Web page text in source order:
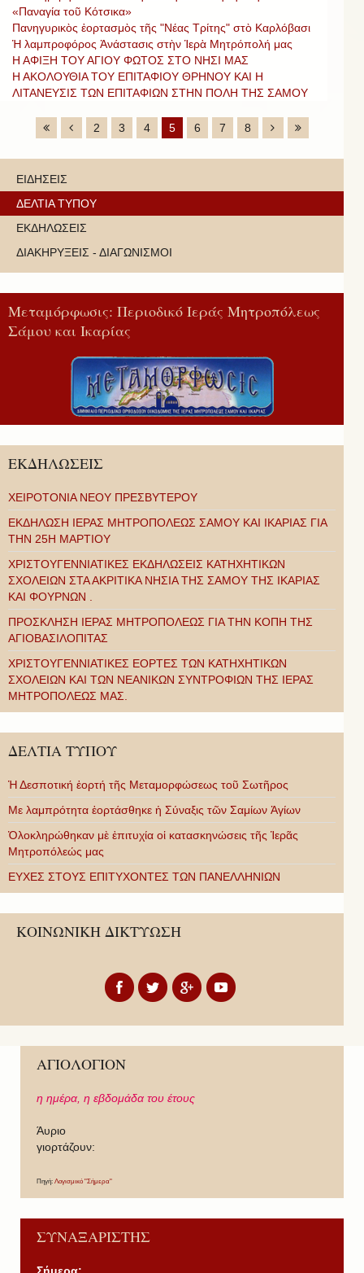
«Παναγία τοῦ Κότσικα»
Πανηγυρικὸς ἑορτασμὸς τῆς "Νέας Τρίτης" στὸ Καρλόβασι
Ἡ λαμπροφόρος Ἀνάστασις στὴν Ἱερὰ Μητρόπολή μας
Η ΑΦΙΞΗ ΤΟΥ ΑΓΙΟΥ ΦΩΤΟΣ ΣΤΟ ΝΗΣΙ ΜΑΣ
Η ΑΚΟΛΟΥΘΙΑ ΤΟΥ ΕΠΙΤΑΦΙΟΥ ΘΡΗΝΟΥ ΚΑΙ Η
ΛΙΤΑΝΕΥΣΙΣ ΤΩΝ ΕΠΙΤΑΦΙΩΝ ΣΤΗΝ ΠΟΛΗ ΤΗΣ ΣΑΜΟΥ
2 3 4 5 6 7 8
ΕΙΔΗΣΕΙΣ
ΔΕΛΤΙΑ ΤΥΠΟΥ
ΕΚΔΗΛΩΣΕΙΣ
ΔΙΑΚΗΡΥΞΕΙΣ - ΔΙΑΓΩΝΙΣΜΟΙ
Μεταμόρφωσις: Περιοδικό Ιεράς Μητροπόλεως
Σάμου και Ικαρίας
ΕΚΔΗΛΩΣΕΙΣ
ΧΕΙΡΟΤΟΝΙΑ ΝΕΟΥ ΠΡΕΣΒΥΤΕΡΟΥ
ΕΚΔΗΛΩΣΗ ΙΕΡΑΣ ΜΗΤΡΟΠΟΛΕΩΣ ΣΑΜΟΥ ΚΑΙ ΙΚΑΡΙΑΣ ΓΙΑ
ΤΗΝ 25Η ΜΑΡΤΙΟΥ
ΧΡΙΣΤΟΥΓΕΝΝΙΑΤΙΚΕΣ ΕΚΔΗΛΩΣΕΙΣ ΚΑΤΗΧΗΤΙΚΩΝ
ΣΧΟΛΕΙΩΝ ΣΤΑ ΑΚΡΙΤΙΚΑ ΝΗΣΙΑ ΤΗΣ ΣΑΜΟΥ ΤΗΣ ΙΚΑΡΙΑΣ
ΚΑΙ ΦΟΥΡΝΩΝ .
ΠΡΟΣΚΛΗΣΗ ΙΕΡΑΣ ΜΗΤΡΟΠΟΛΕΩΣ ΓΙΑ ΤΗΝ ΚΟΠΗ ΤΗΣ
ΑΓΙΟΒΑΣΙΛΟΠΙΤΑΣ
ΧΡΙΣΤΟΥΓΕΝΝΙΑΤΙΚΕΣ ΕΟΡΤΕΣ ΤΩΝ ΚΑΤΗΧΗΤΙΚΩΝ
ΣΧΟΛΕΙΩΝ ΚΑΙ ΤΩΝ ΝΕΑΝΙΚΩΝ ΣΥΝΤΡΟΦΙΩΝ ΤΗΣ ΙΕΡΑΣ
ΜΗΤΡΟΠΟΛΕΩΣ ΜΑΣ.
ΔΕΛΤΙΑ ΤΥΠΟΥ
Ἡ Δεσποτική ἑορτή τῆς Μεταμορφώσεως τοῦ Σωτῆρος
Με λαμπρότητα ἑορτάσθηκε ἡ Σύναξις τῶν Σαμίων Ἁγίων
Ὁλοκληρώθηκαν μὲ ἐπιτυχία οἱ κατασκηνώσεις τῆς Ἱερᾶς
Μητροπόλεώς μας
ΕΥΧΕΣ ΣΤΟΥΣ ΕΠΙΤΥΧΟΝΤΕΣ ΤΩΝ ΠΑΝΕΛΛΗΝΙΩΝ
ΚΟΙΝΩΝΙΚΗ ΔΙΚΤΥΩΣΗ
ΑΓΙΟΛΟΓΙΟΝ
η ημέρα, η εβδομάδα του έτους
Άυριο
γιορτάζουν:
Πηγή: Λογισμικό "Σήμερα"
ΣΥΝΑΞΑΡΙΣΤΗΣ